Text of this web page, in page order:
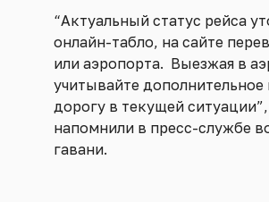
“Актуальный статус рейса
онлайн-табло, на сайте
или аэропорта. Выезжая в
учитывайте дополнительное
дорогу в текущей
напомнили в пресс-службе
гавани.